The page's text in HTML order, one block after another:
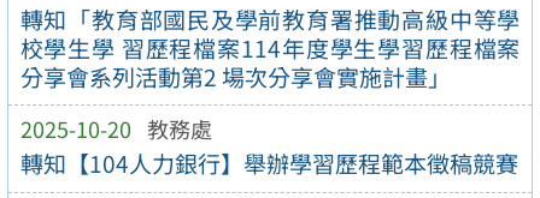
轉知「教育部國民及學前教育署推動高級中等學
校學生學 習歷程檔案114年度學生學習歷程檔案
分享會系列活動第2 場次分享會實施計畫」
2025-10-20 教務處
轉知【104人力銀行】舉辦學習歷程範本徵稿競賽